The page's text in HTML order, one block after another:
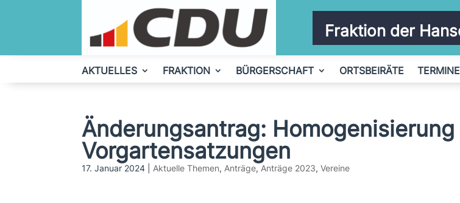
Fraktion der
AKTUELLES FRAKTION BÜRGERSCHAFT ORTSBEIRÄTE TERMINE
Änderungsantrag:
Vorgartensatzungen
17. Januar 2024 |Aktuelle Themen,Anträge,Anträge 2023,Vereine